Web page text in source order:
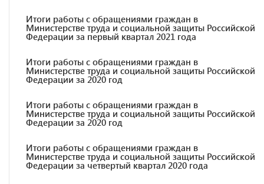
Итоги работы с обращениями граждан в
Министерстве труда и социальной защиты Российской
Федерации за первый квартал 2021 года
Итоги работы с обращениями граждан в
Министерстве труда и социальной защиты Российской
Федерации за 2020 год
Итоги работы с обращениями граждан в
Министерстве труда и социальной защиты Российской
Федерации за 2020 год
Итоги работы с обращениями граждан в
Министерстве труда и социальной защиты Российской
Федерации за четвертый квартал 2020 года